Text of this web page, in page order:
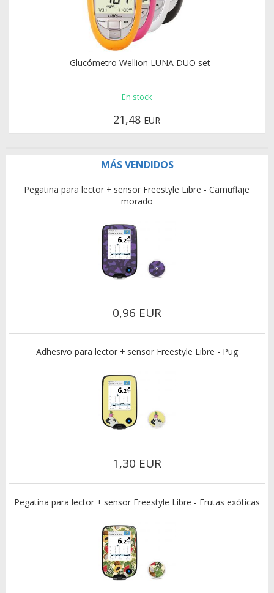
Glucómetro Wellion LUNA DUO set
En stock
21,48 EUR
MÁS VENDIDOS
Pegatina para lector + sensor Freestyle Libre - Camuflaje
morado
0,96 EUR
Adhesivo para lector + sensor Freestyle Libre - Pug
1,30 EUR
Pegatina para lector + sensor Freestyle Libre - Frutas exóticas